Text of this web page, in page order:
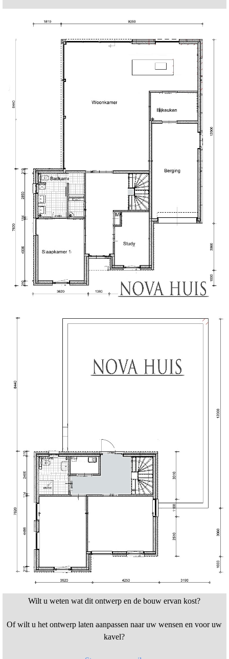
Wilt u weten wat dit ontwerp en de bouw ervan kost?
Of wilt u het ontwerp laten aanpassen naar uw wensen en voor uw
kavel?